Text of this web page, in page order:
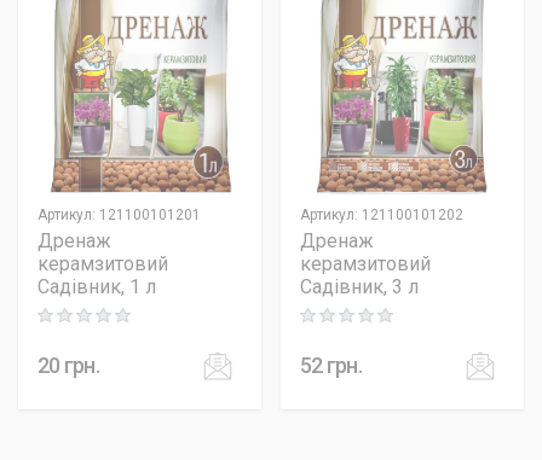
Артикул: 121100101201
Дренаж
керамзитовий
Садівник, 1 л
Rating: 0 out of 5
20 грн.
Артикул: 121100101202
Дренаж
керамзитовий
Садівник, 3 л
Rating: 0 out of 5
52 грн.